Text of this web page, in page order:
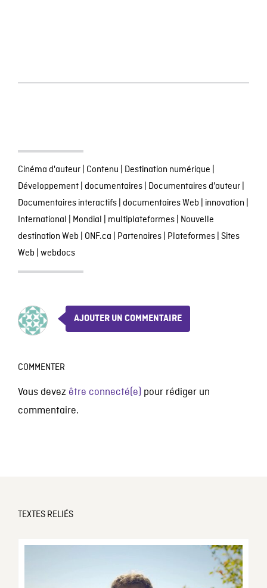
Cinéma d'auteur| Contenu Destination numérique
Développement| documentaires| Documentaires d'auteur|
Documentaires interactifs| documentaires Web innovation
International Mondial multiplateformes| Nouvelle
destination Web ONF.ca Partenaires| Plateformes| Sites
Web webdocs
AJOUTER UN COMMENTAIRE
COMMENTER
Vous devez être connecté(e) pour rédiger un
commentaire.
TEXTES RELIÉS